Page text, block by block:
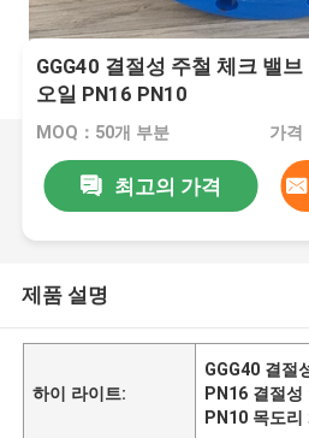
GGG40 결절성 주철 체크 밸
오일 PN16 PN10
MOQ：50개 부분 가
최고의 가격
제품 설명
하이 라이트:
GGG40 결절
PN16 결절성
PN10 목도리